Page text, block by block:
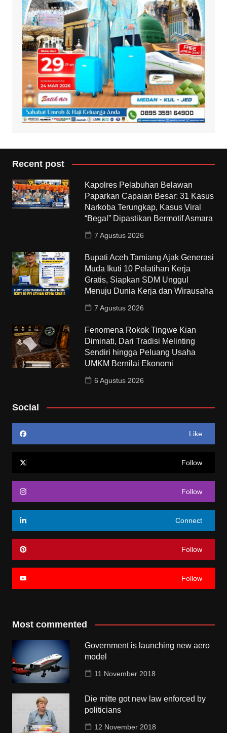
Recent post
Kapolres Pelabuhan Belawan
Paparkan Capaian Besar: 31 Kasus
Narkoba Terungkap, Kasus Viral
“Begal” Dipastikan Bermotif Asmara
7 Agustus 2026
Bupati Aceh Tamiang Ajak Generasi
Muda Ikuti 10 Pelatihan Kerja
Gratis, Siapkan SDM Unggul
Menuju Dunia Kerja dan Wirausaha
7 Agustus 2026
Fenomena Rokok Tingwe Kian
Diminati, Dari Tradisi Melinting
Sendiri hingga Peluang Usaha
UMKM Bernilai Ekonomi
6 Agustus 2026
Social
Like
Follow
Follow
Connect
Follow
Follow
Most commented
Government is launching new aero
model
11 November 2018
Die mitte got new law enforced by
politicians
12 November 2018